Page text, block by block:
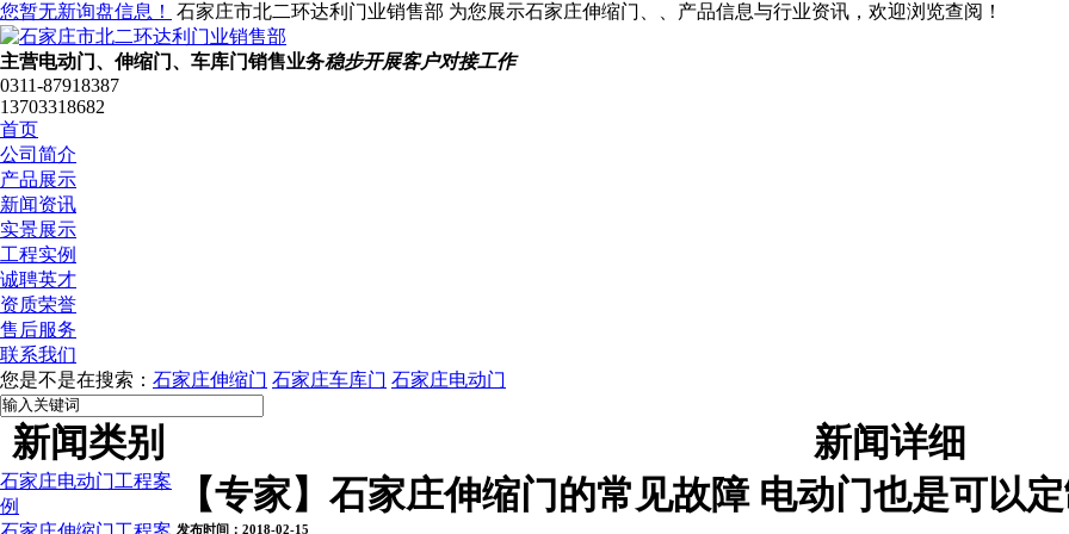
您暂无新询盘信息！ 石家庄市北二环达利门业销售部 为您展示石家庄伸缩门、、产品信息与行业资讯，欢迎浏览查阅！
主营电动门、伸缩门、车库门销售业务稳步开展客户对接工作
0311-87918387
13703318682
首页
公司简介
产品展示
新闻资讯
实景展示
工程实例
诚聘英才
资质荣誉
售后服务
联系我们
您是不是在搜索： 石家庄伸缩门 石家庄车库门 石家庄电动门
新闻类别
石家庄电动门工程案
例
新闻详细
【专家】石家庄伸缩门的常见故障 电动门也是可以
发布时间：2018-02-15